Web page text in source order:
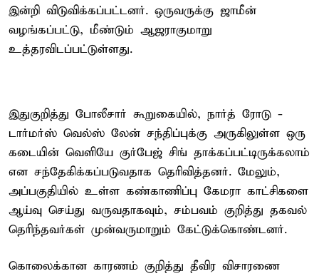
இன்றி விடுவிக்கப்பட்டனர். ஒருவருக்கு ஜாமீன்
வழங்கப்பட்டு, மீண்டும் ஆஜராகுமாறு
உத்தரவிடப்பட்டுள்ளது.
இதுகுறித்து போலீசார் கூறுகையில், நார்த் ரோடு -
டார்மர்ஸ் வெல்ஸ் லேன் சந்திப்புக்கு அருகிலுள்ள ஒரு
கடையின் வெளியே குர்பேஜ் சிங் தாக்கப்பட்டிருக்கலாம்
என சந்தேகிக்கப்படுவதாக தெரிவித்தனர். மேலும்,
அப்பகுதியில் உள்ள கண்காணிப்பு கேமரா காட்சிகளை
ஆய்வு செய்து வருவதாகவும், சம்பவம் குறித்து தகவல்
தெரிந்தவர்கள் முன்வருமாறும் கேட்டுக்கொண்டனர்.
கொலைக்கான காரணம் குறித்து தீவிர விசாரணை